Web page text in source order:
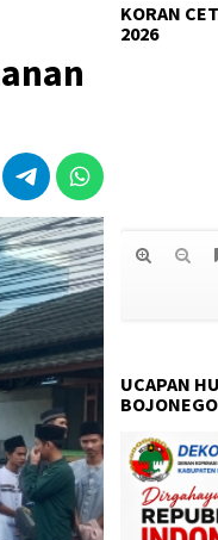
KORAN
2026
UCAPAN